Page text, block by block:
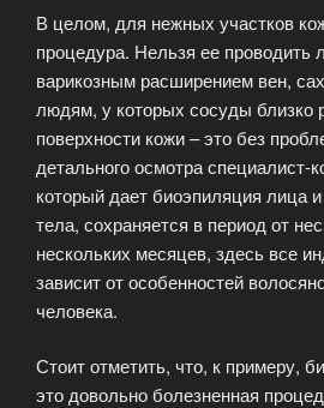
В целом, для нежных участков
процедура. Нельзя ее
варикозным расширением вен,
людям, у которых сосуды близко
поверхности кожи – это без
детального осмотра специалист-
который дает биоэпиляция лица и
тела, сохраняется в период от
нескольких месяцев, здесь все
зависит от особенностей
человека.
Стоит отметить, что, к примеру,
это довольно болезненная